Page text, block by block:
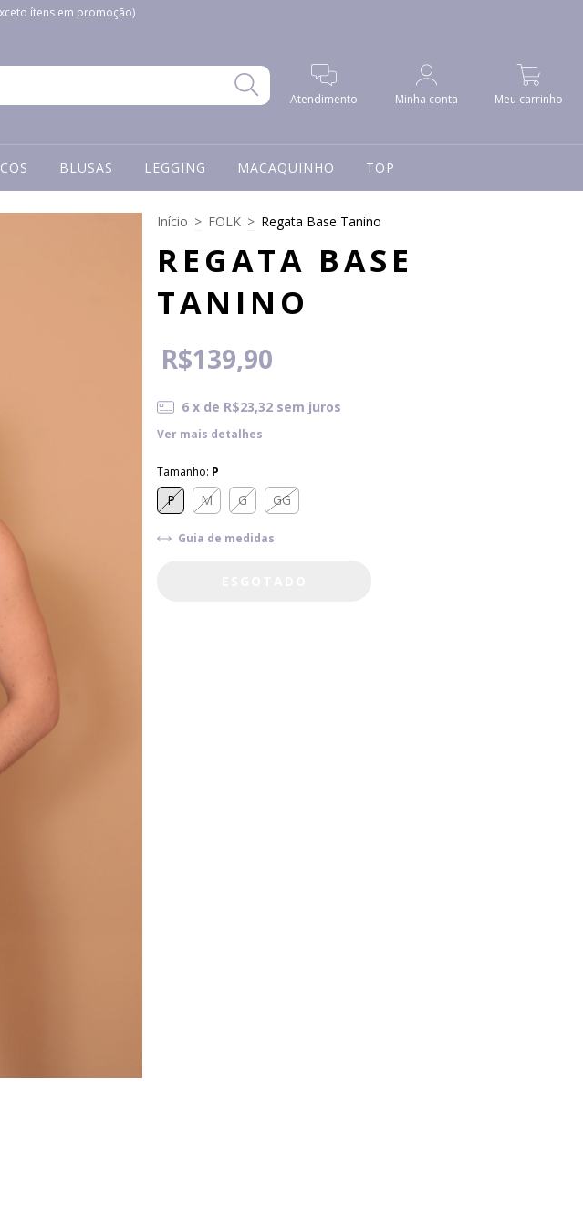
ítens em promoção)
Atendimento Minha conta Meu carrinho
BLUSAS LEGGING MACAQUINHO TOP
Início > FOLK > Regata Base Tanino
REGATA BASE
TANINO
R$139,90
6 x de R$23,32 sem juros
Ver mais detalhes
Tamanho: P
P M G GG
Guia de medidas